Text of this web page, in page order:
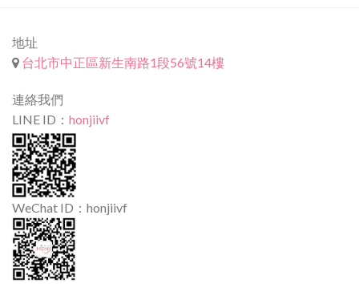
地址
台北市中正區新生南路1段56號14樓
連絡我們
LINE ID： honjiivf
WeChat ID：honjiivf